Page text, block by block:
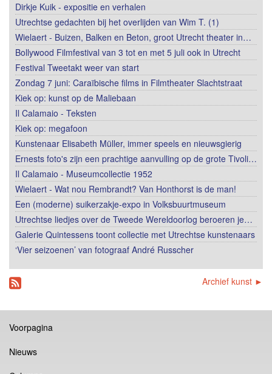
Dirkje Kuik - expositie en verhalen
Utrechtse gedachten bij het overlijden van Wim T. (1)
Wielaert - Buizen, Balken en Beton, groot Utrecht theater in…
Bollywood Filmfestival van 3 tot en met 5 juli ook in Utrecht
Festival Tweetakt weer van start
Zondag 7 juni: Caraïbische films in Filmtheater Slachtstraat
Kiek op: kunst op de Maliebaan
Il Calamaio - Teksten
Kiek op: megafoon
Kunstenaar Elisabeth Müller, immer speels en nieuwsgierig
Ernests foto's zijn een prachtige aanvulling op de grote Tivoli…
Il Calamaio - Museumcollectie 1952
Wielaert - Wat nou Rembrandt? Van Honthorst is de man!
Een (moderne) suikerzakje-expo in Volksbuurtmuseum
Utrechtse liedjes over de Tweede Wereldoorlog beroeren je…
Galerie Quintessens toont collectie met Utrechtse kunstenaars
‘Vier seizoenen’ van fotograaf André Russcher
Archief kunst ►
Voorpagina
Nieuws